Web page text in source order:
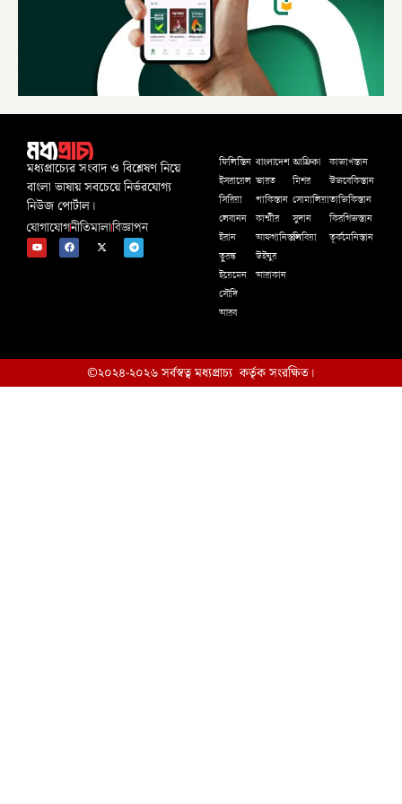
মধ্যপ্রাচ্যের সংবাদ ও বিশ্লেষণ নিয়ে
বাংলা ভাষায় সবচেয়ে নির্ভরযোগ্য
নিউজ পোর্টাল।
যোগাযোগনীতিমালাবিজ্ঞাপন
ফিলিস্তিন
ইসরায়েল
সিরিয়া
লেবানন
ইরান
তুরস্ক
ইয়েমেন
সৌদি
আরব
বাংলাদেশ
ভারত
পাকিস্তান
কাশ্মীর
আফগানিস্তান
উইঘুর
আরাকান
আফ্রিকা
মিশর
সোমালিয়া
সুদান
লিবিয়া
কাজাখস্তান
উজবেকিস্তান
তাজিকিস্তান
কিরগিজস্তান
তূর্কমেনিস্তান
©২০২৪-২০২৬ সর্বস্বত্ব মধ্যপ্রাচ্য কর্তৃক সংরক্ষিত।